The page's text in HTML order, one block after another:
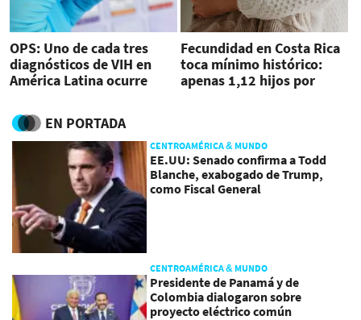
OPS: Uno de cada tres
diagnósticos de VIH en
América Latina ocurre
Fecundidad en Costa Rica
toca mínimo histórico:
apenas 1,12 hijos por
EN PORTADA
CENTROAMÉRICA & MUNDO
EE.UU: Senado confirma a Todd
Blanche, exabogado de Trump,
como Fiscal General
CENTROAMÉRICA & MUNDO
Presidente de Panamá y de
Colombia dialogaron sobre
proyecto eléctrico común